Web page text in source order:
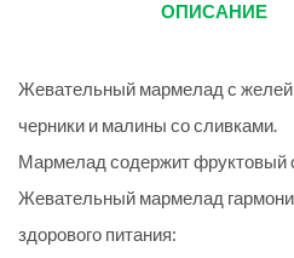
ОПИСАНИЕ
Жевательный мармелад с
черники и малины со сливками.
Мармелад содержит фруктовый
Жевательный мармелад
здорового питания: